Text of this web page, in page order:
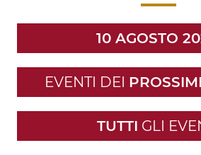
10 AGOSTO
EVENTI DEI
TUTTI GLI